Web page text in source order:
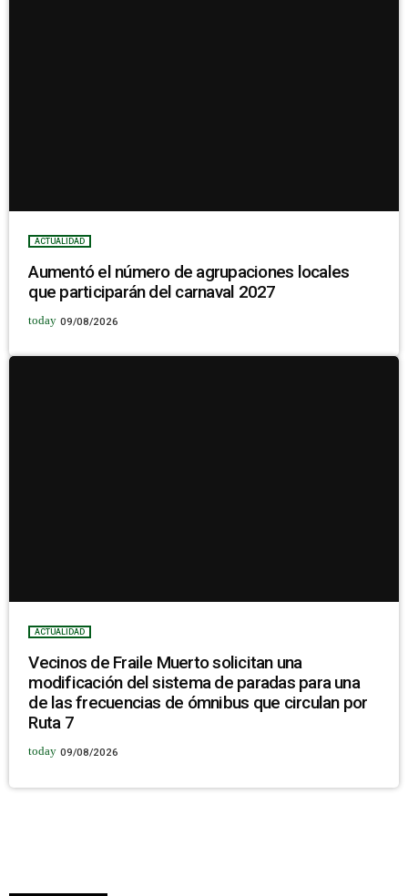
ACTUALIDAD
Aumentó el número de agrupaciones locales
que participarán del carnaval 2027
today 09/08/2026
ACTUALIDAD
Vecinos de Fraile Muerto solicitan una
modificación del sistema de paradas para una
de las frecuencias de ómnibus que circulan por
Ruta 7
today 09/08/2026